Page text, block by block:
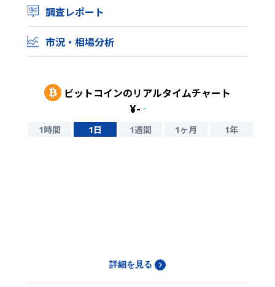
調査レポート
市況・相場分析
ビットコインのリアルタイムチャート
¥- -
1時間 1日 1週間 1ヶ月 1年
詳細を見る